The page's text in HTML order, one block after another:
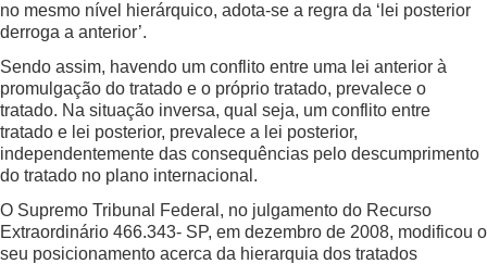
no mesmo nível hierárquico, adota-se a regra da ‘lei posterior
derroga a anterior’.
Sendo assim, havendo um conflito entre uma lei anterior à
promulgação do tratado e o próprio tratado, prevalece o
tratado. Na situação inversa, qual seja, um conflito entre
tratado e lei posterior, prevalece a lei posterior,
independentemente das consequências pelo descumprimento
do tratado no plano internacional.
O Supremo Tribunal Federal, no julgamento do Recurso
Extraordinário 466.343- SP, em dezembro de 2008, modificou o
seu posicionamento acerca da hierarquia dos tratados